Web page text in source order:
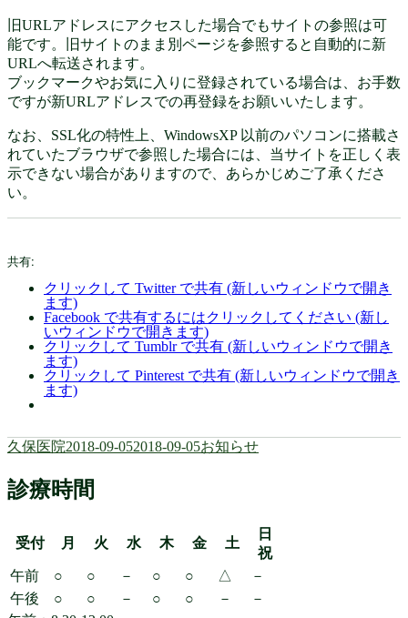
旧URLアドレスにアクセスした場合でもサイトの参照は可
能です。旧サイトのまま別ページを参照すると自動的に新
URLへ転送されます。
ブックマークやお気に入りに登録されている場合は、お手数
ですが新URLアドレスでの再登録をお願いいたします。
なお、SSL化の特性上、WindowsXP 以前のパソコンに搭載さ
れていたブラウザで参照した場合には、当サイトを正しく表
示できない場合がありますので、あらかじめご了承くださ
い。
共有:
クリックして Twitter で共有 (新しいウィンドウで開き
ます)
Facebook で共有するにはクリックしてください (新し
いウィンドウで開きます)
クリックして Tumblr で共有 (新しいウィンドウで開き
ます)
クリックして Pinterest で共有 (新しいウィンドウで開き
ます)
投
者
久保医院投
日:
2018-09-052018-09-05カ
お知らせ
診療時間
受付 月 火 水 木 金 土
日
祝
午前
○ ○ － ○ ○ △
－
午後
○ ○ － ○ ○ －
－